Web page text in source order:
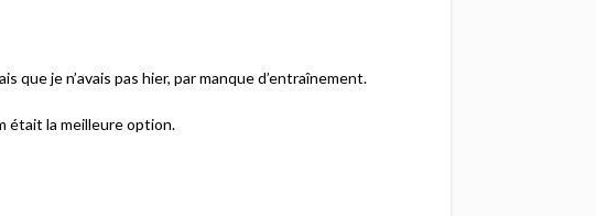
que je n’avais pas hier, par manque d’entraînement.
était la meilleure option.